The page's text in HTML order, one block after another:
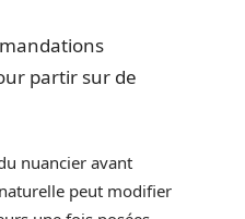
partir sur de
nuancier avant
peut modifier